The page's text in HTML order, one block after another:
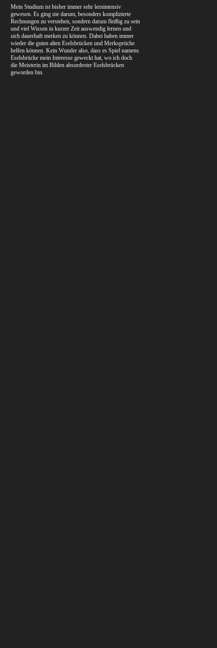
Mein Studium ist bisher immer sehr lernintensiv
gewesen. Es ging nie darum, besonders komplizierte
Rechnungen zu verstehen, sondern darum fleißig zu sein
und viel Wissen in kurzer Zeit auswendig lernen und
sich dauerhaft merken zu können. Dabei haben immer
wieder die guten alten Eselsbrücken und Merksprüche
helfen können. Kein Wunder also, dass es Spiel namens
Eselsbrücke mein Interesse geweckt hat, wo ich doch
die Meisterin im Bilden absurdester Eselsbrücken
geworden bin.